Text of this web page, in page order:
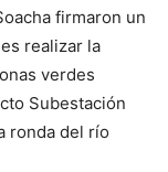
firmaron un
realizar la
verdes
Subestación
ronda del río